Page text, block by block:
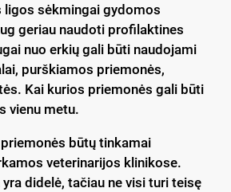
ligos sėkmingai gydomos
geriau naudoti profilaktines
nuo erkių gali būti naudojami
purškiamos priemonės,
Kai kurios priemonės gali būti
vienu metu.
būtų tinkamai
veterinarijos klinikose.
didelė, tačiau ne visi turi teisę